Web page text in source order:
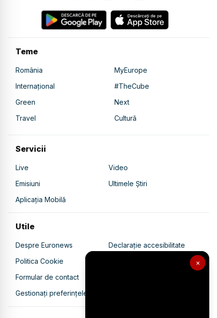
×
Teme
România
MyEurope
Internațional
#TheCube
Green
Next
Travel
Cultură
Servicii
Live
Video
Emisiuni
Ultimele Știri
Aplicația Mobilă
Utile
Despre Euronews
Declarație accesibilitate
Politica Cookie
Politica de confidențialitate
Formular de contact
Gestionați preferințele